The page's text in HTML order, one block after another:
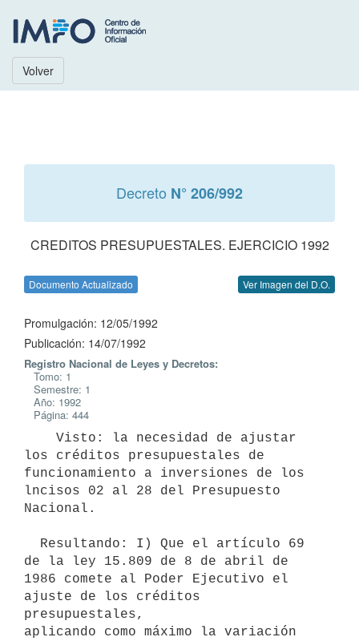
Volver
Decreto N° 206/992
CREDITOS PRESUPUESTALES. EJERCICIO 1992
Documento Actualizado Ver Imagen del D.O.
Promulgación: 12/05/1992
Publicación: 14/07/1992
Registro Nacional de Leyes y Decretos:
Tomo: 1
Semestre: 1
Año: 1992
Página: 444
los créditos presupuestales de
funcionamiento a inversiones de los
lncisos 02 al 28 del Presupuesto
Nacional.
de la ley 15.809 de 8 de abril de
1986 comete al Poder Ejecutivo el
ajuste de los créditos
presupuestales,
aplicando como máximo la variación